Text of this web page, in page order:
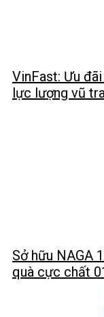
VinFast: Ưu
lực lượng vũ
Sở hữu NAGA
quà cực chất